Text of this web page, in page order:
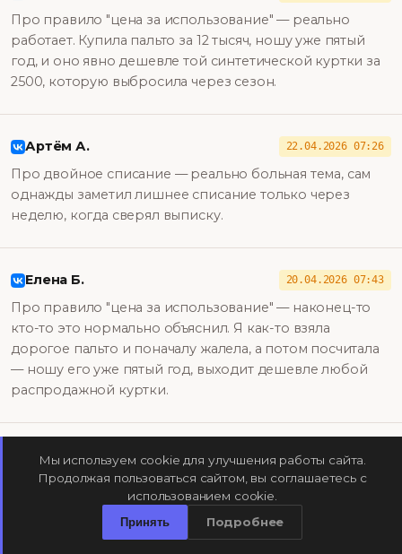
Про правило "цена за использование" — реально
работает. Купила пальто за 12 тысяч, ношу уже пятый
год, и оно явно дешевле той синтетической куртки за
2500, которую выбросила через сезон.
Артём А. 22.04.2026 07:26
Про двойное списание — реально больная тема, сам
однажды заметил лишнее списание только через
неделю, когда сверял выписку.
Елена Б. 20.04.2026 07:43
Про правило "цена за использование" — наконец-то
кто-то это нормально объяснил. Я как-то взяла
дорогое пальто и поначалу жалела, а потом посчитала
— ношу его уже пятый год, выходит дешевле любой
распродажной куртки.
Роман К. 19.04.2026 15:50
Интересно про Birkin — 14% годовых звучит
убедительно, но это же единицы экземпляров в
нужном состоянии, а не массовая история.
Мы используем cookie для улучшения работы сайта.
Продолжая пользоваться сайтом, вы соглашаетесь с
использованием cookie.
Принять Подробнее